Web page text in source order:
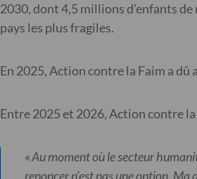
2030, dont 4,5 millions d’enfants
pays les plus fragiles.
En 2025, Action contre la Faim a
Entre 2025 et 2026, Action contre
«Au moment où le secteur
renoncer n’est pas une option.